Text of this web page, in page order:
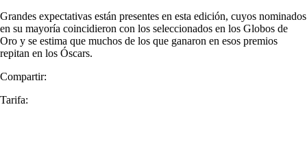
Grandes expectativas están presentes en esta edición, cuyos nominados
en su mayoría coincidieron con los seleccionados en los Globos de
Oro y se estima que muchos de los que ganaron en esos premios
repitan en los Óscars.
Compartir:
Tarifa: